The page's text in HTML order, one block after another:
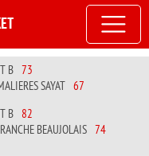
B 73
SAYAT 67
B 82
BEAUJOLAIS 74